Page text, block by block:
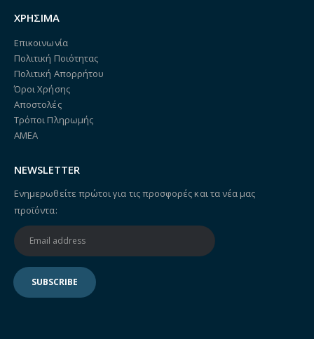
ΧΡΗΣΙΜΑ
Επικοινωνία
Πολιτική Ποιότητας
Πολιτική Απορρήτου
Όροι Χρήσης
Αποστολές
Τρόποι Πληρωμής
ΑΜΕΑ
NEWSLETTER
Ενημερωθείτε πρώτοι για τις προσφορές και τα νέα μας
προϊόντα: